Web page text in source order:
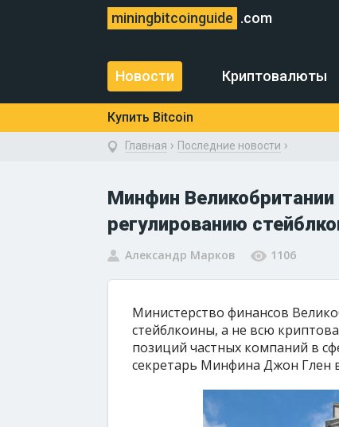
miningbitcoinguide .com
Новости Криптовалюты
Купить Bitcoin
Главная › Последние новости ›
Минфин
регулированию
Александр Марков 1106
Министерство финансов
стейблкоины, а не всю
позиций частных компаний в
секретарь Минфина Джон Глен